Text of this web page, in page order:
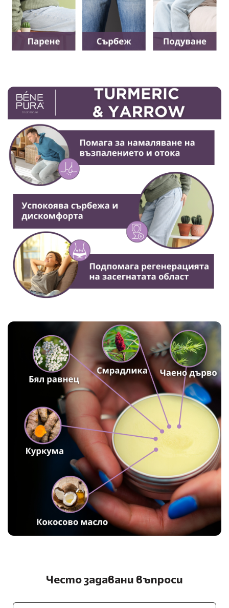
Често задавани въпроси